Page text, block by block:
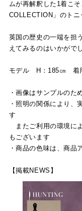
ムが再解釈した1着こ
COLLECTION」のトニ
英国の歴史の一端を担
えてみるのはいかがで
モデル H：185㎝ 着
・画像はサンプルのた
・照明の関係により、
す
またご利用の環境に
もございます
・商品の色味は、商品
【掲載NEWS】